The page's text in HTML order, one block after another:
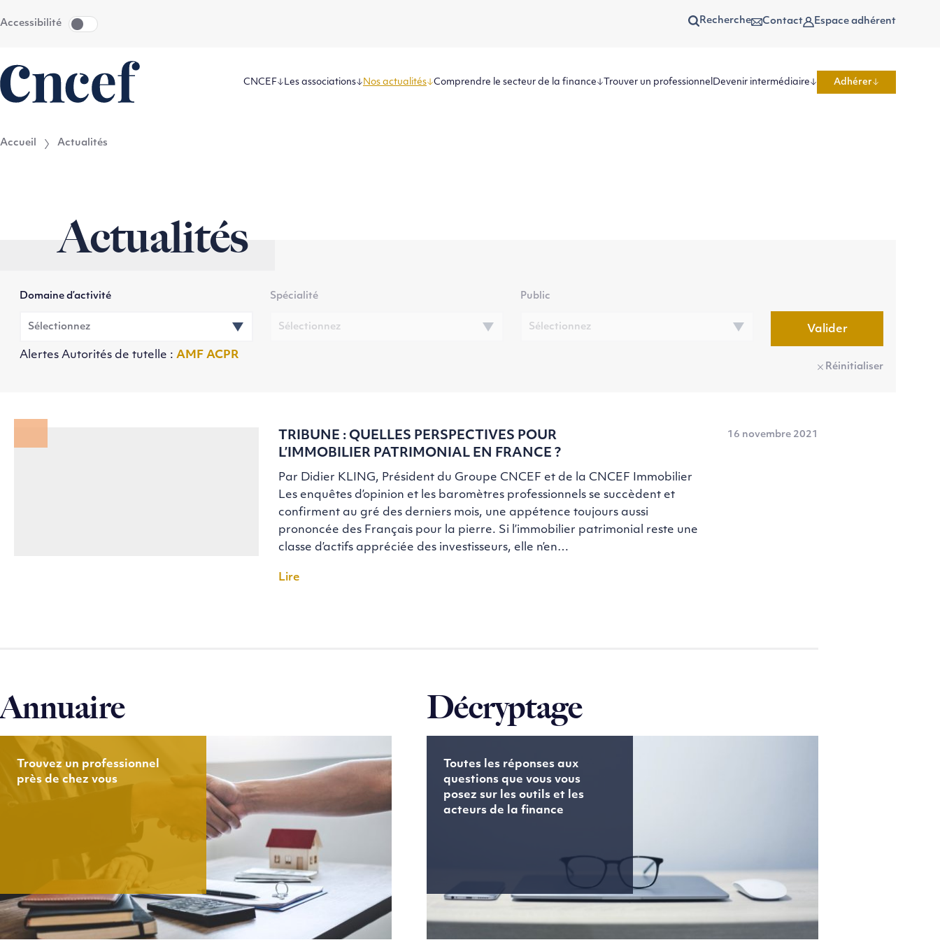
Accessibilité Recherche Contact Espace adhérent
CNCEF Les associations Nos actualités Comprendre le secteur de la finance Trouver un professionnel Devenir intermédiaire Adhérer
Accueil Actualités
Actualités
Alertes Autorités de tutelle : AMF ACPR
Domaine d’activité Spécialité Public
Valider
Réinitialiser
16 novembre 2021
TRIBUNE : QUELLES PERSPECTIVES POUR
L’IMMOBILIER PATRIMONIAL EN FRANCE ?
Par Didier KLING, Président du Groupe CNCEF et de la CNCEF Immobilier
Les enquêtes d’opinion et les baromètres professionnels se succèdent et
confirment au gré des derniers mois, une appétence toujours aussi
prononcée des Français pour la pierre. Si l’immobilier patrimonial reste une
classe d’actifs appréciée des investisseurs, elle n’en…
Lire
Annuaire
Trouvez un professionnel
près de chez vous
Décryptage
Toutes les réponses aux
questions que vous vous
posez sur les outils et les
acteurs de la finance